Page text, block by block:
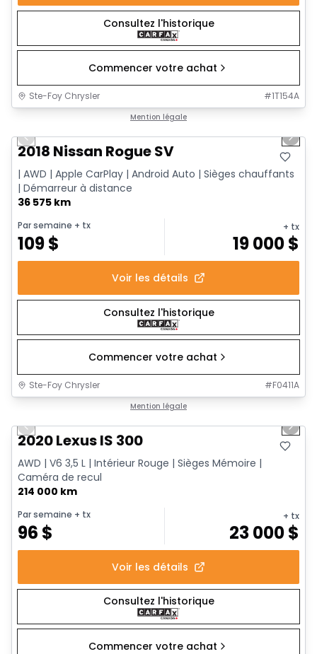
Consultez l'historique
Commencer votre achat
Ste-Foy Chrysler #1T154A
Mention légale
Previous slide Next
2018 Nissan Rogue SV
| AWD | Apple CarPlay | Android Auto | Sièges chauffants
| Démarreur à distance
36 575 km
Par semaine + tx
109$
+ tx
19 000$
Voir les détails
Consultez l'historique
Commencer votre achat
Ste-Foy Chrysler #F0411A
Mention légale
Previous slide Next
2020 Lexus IS 300
AWD | V6 3,5 L | Intérieur Rouge | Sièges Mémoire |
Caméra de recul
214 000 km
Par semaine + tx
96 $
+ tx
23 000$
Voir les détails
Consultez l'historique
Commencer votre achat